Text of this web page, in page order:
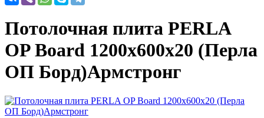
Потолочная плита PERLA
OP Board 1200x600x20 (Перла
ОП Борд)Армстронг